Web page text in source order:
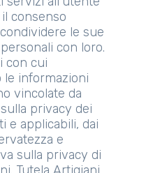
consenso
le sue
con loro.
con cui
le informazioni
vincolate da
privacy dei
e applicabili, dai
e
sulla privacy di